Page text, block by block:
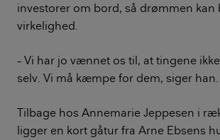
investorer om bord, så drømmen kan
virkelighed.
– Vi har jo vænnet os til, at tingene
selv. Vi må kæmpe for dem, siger han.
Tilbage hos Annemarie Jeppesen i
ligger en kort gåtur fra Arne Ebsens